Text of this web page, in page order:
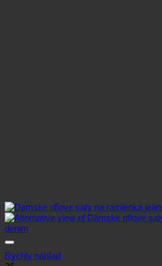
Rýchly náhľad